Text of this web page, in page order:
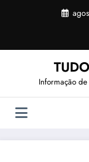
Informação